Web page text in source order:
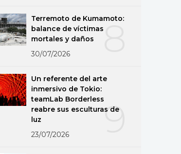
8
Terremoto de Kumamoto:
balance de víctimas
mortales y daños
30/07/2026
9
Un referente del arte
inmersivo de Tokio:
teamLab Borderless
reabre sus esculturas de
luz
23/07/2026